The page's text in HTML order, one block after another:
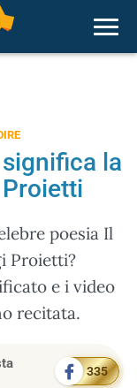
la
poesia Il
Proietti?
e i video
recitata.
335